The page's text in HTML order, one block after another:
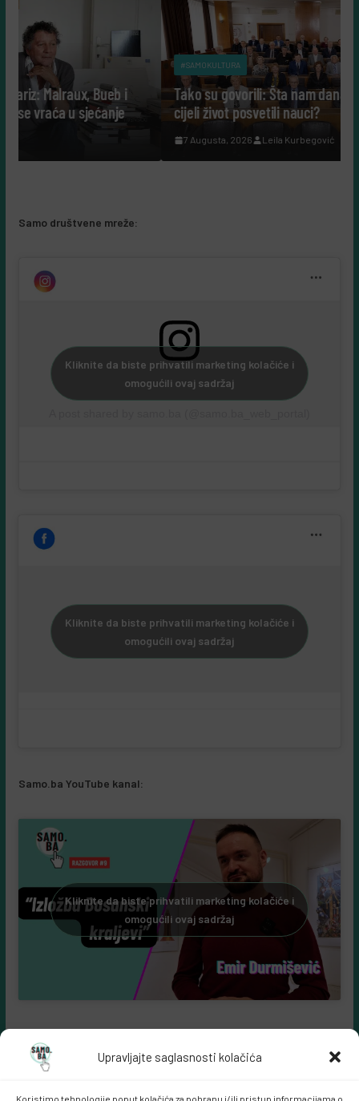
Upravljajte saglasnosti kolačića
Koristimo tehnologije poput kolačića za pohranu i/ili pristup informacijama o
#SAMOKULTURA
Tako su govorili: Šta nam danas govore ljudi koji su
cijeli život posvetili nauci?
Leila Kurbegović
Samo društvene mreže:
Kliknite da biste prihvatili marketing kolačiće i
omogućili ovaj sadržaj
Kliknite da biste prihvatili marketing kolačiće i
omogućili ovaj sadržaj
Samo.ba YouTube kanal:
Kliknite da biste prihvatili marketing kolačiće i
omogućili ovaj sadržaj